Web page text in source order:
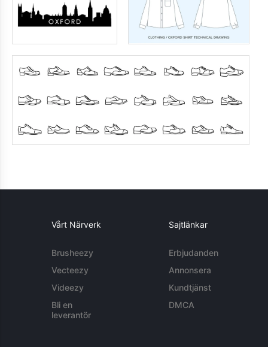
Vårt Närverk
Brusheezy
Vecteezy
Videezy
Bli en
leverantör
Sajtlänkar
Erbjudanden
Annonsera
Kundtjänst
DMCA